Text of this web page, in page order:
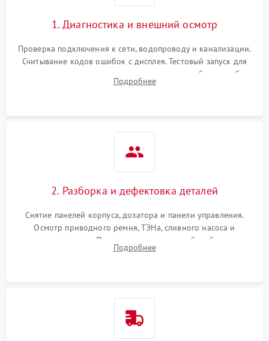
1. Диагностика и внешний осмотр
Проверка подключения к сети, водопроводу и канализации.
Считывание кодов ошибок с дисплея. Тестовый запуск для
выявления посторонних шумов, протечек или сбоев в работе
электронного модуля управления.
Подробнее
2. Разборка и дефектовка деталей
Снятие панелей корпуса, дозатора и панели управления.
Осмотр приводного ремня, ТЭНа, сливного насоса и
амортизаторов. Проверка подшипников барабана и
крестовины на износ, а манжеты люка на разрывы.
Подробнее